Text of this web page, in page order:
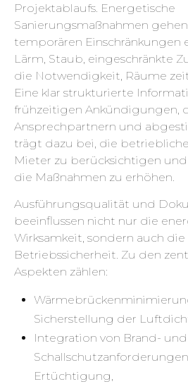
Projektablaufs. Energetische
Sanierungsmaßnahmen
temporären Einschränkungen
Lärm, Staub, eingeschränkte
die Notwendigkeit, Räume
Eine klar strukturierte
frühzeitigen Ankündigungen,
Ansprechpartnern und
trägt dazu bei, die
Mieter zu berücksichtigen
die Maßnahmen zu erhöhen.
Ausführungsqualität und
beeinflussen nicht nur die
Wirksamkeit, sondern auch
Betriebssicherheit. Zu den
Aspekten zählen:
Sicherstellung der
Integration von Brand- und
Ertüchtigung,